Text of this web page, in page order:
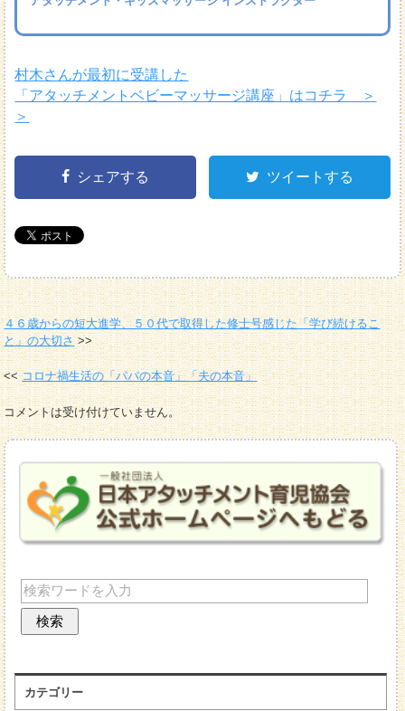
村木さんが最初に受講した
「アタッチメントベビーマッサージ講座」はコチラ ＞
＞
シェアする ツイートする
４６歳からの短大進学、５０代で取得した修士号感じた「学び続けるこ
と」の大切さ
コロナ禍生活の「パパの本音」「夫の本音」
コメントは受け付けていません。
カテゴリー